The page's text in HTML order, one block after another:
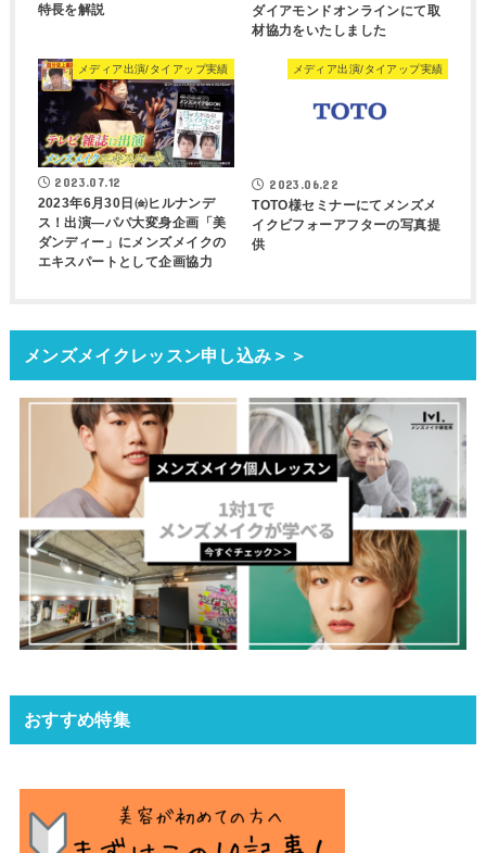
特長を解説
ダイアモンドオンラインにて取
材協力をいたしました
メディア出演/タイアップ実績
2023.07.12
2023年6月30日㈮ヒルナンデ
ス！出演―パパ大変身企画「美
ダンディー」にメンズメイクの
エキスパートとして企画協力
メディア出演/タイアップ実績
2023.06.22
TOTO様セミナーにてメンズメ
イクビフォーアフターの写真提
供
メンズメイクレッスン申し込み＞＞
おすすめ特集